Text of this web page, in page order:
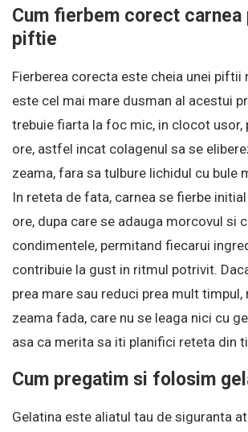
Cum fierbem corect carnea
piftie
Fierberea corecta este cheia unei piftii
este cel mai mare dusman al acestui
trebuie fiarta la foc mic, in clocot usor,
ore, astfel incat colagenul sa se
zeama, fara sa tulbure lichidul cu bule
In reteta de fata, carnea se fierbe
ore, dupa care se adauga morcovul si
condimentele, permitand fiecarui
contribuie la gust in ritmul potrivit.
prea mare sau reduci prea mult timpul,
zeama fada, care nu se leaga nici cu
asa ca merita sa iti planifici reteta din
Cum pregatim si folosim
Gelatina este aliatul tau de siguranta